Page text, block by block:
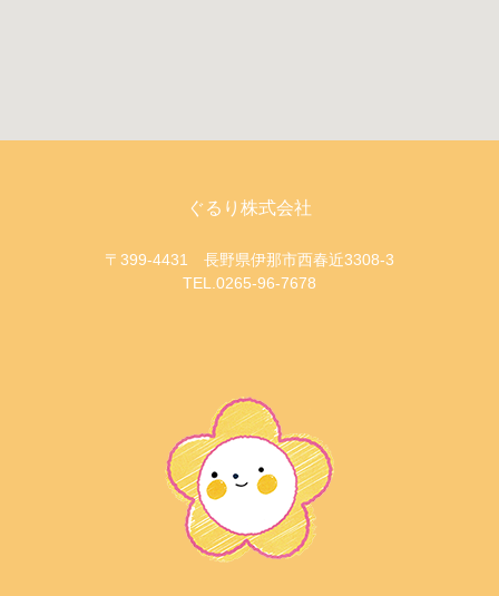
ぐるり株式会社
〒399-4431 長野県伊那市西春近3308-3
TEL.0265-96-7678